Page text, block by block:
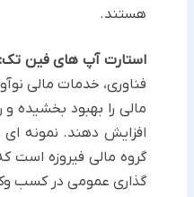
هستند.
استارت آپ های فین تک:
فناوری، خدمات مالی
مالی را بهبود بخشیده و
افزایش دهند. نمونه ای
گروه مالی فیروزه است
گذاری عمومی در کسب